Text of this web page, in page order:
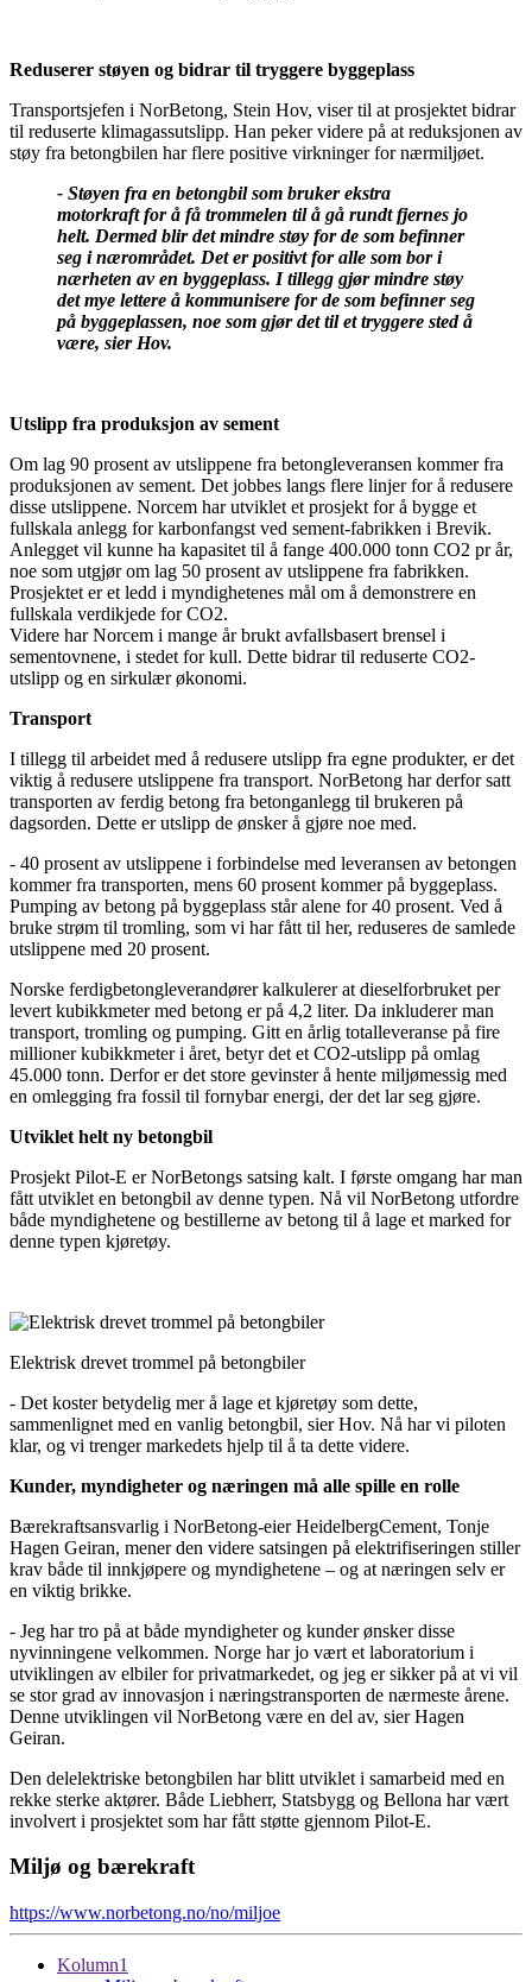
Reduserer støyen og bidrar til tryggere byggeplass
Transportsjefen i NorBetong, Stein Hov, viser til at prosjektet bidrar
til reduserte klimagassutslipp. Han peker videre på at reduksjonen av
støy fra betongbilen har flere positive virkninger for nærmiljøet.
- Støyen fra en betongbil som bruker ekstra
motorkraft for å få trommelen til å gå rundt fjernes jo
helt. Dermed blir det mindre støy for de som befinner
seg i nærområdet. Det er positivt for alle som bor i
nærheten av en byggeplass. I tillegg gjør mindre støy
det mye lettere å kommunisere for de som befinner seg
på byggeplassen, noe som gjør det til et tryggere sted å
være, sier Hov.
Utslipp fra produksjon av sement
Om lag 90 prosent av utslippene fra betongleveransen kommer fra
produksjonen av sement. Det jobbes langs flere linjer for å redusere
disse utslippene. Norcem har utviklet et prosjekt for å bygge et
fullskala anlegg for karbonfangst ved sement-fabrikken i Brevik.
Anlegget vil kunne ha kapasitet til å fange 400.000 tonn CO2 pr år,
noe som utgjør om lag 50 prosent av utslippene fra fabrikken.
Prosjektet er et ledd i myndighetenes mål om å demonstrere en
fullskala verdikjede for CO2.
Videre har Norcem i mange år brukt avfallsbasert brensel i
sementovnene, i stedet for kull. Dette bidrar til reduserte CO2-
utslipp og en sirkulær økonomi.
Transport
I tillegg til arbeidet med å redusere utslipp fra egne produkter, er det
viktig å redusere utslippene fra transport. NorBetong har derfor satt
transporten av ferdig betong fra betonganlegg til brukeren på
dagsorden. Dette er utslipp de ønsker å gjøre noe med.
- 40 prosent av utslippene i forbindelse med leveransen av betongen
kommer fra transporten, mens 60 prosent kommer på byggeplass.
Pumping av betong på byggeplass står alene for 40 prosent. Ved å
bruke strøm til tromling, som vi har fått til her, reduseres de samlede
utslippene med 20 prosent.
Norske ferdigbetongleverandører kalkulerer at dieselforbruket per
levert kubikkmeter med betong er på 4,2 liter. Da inkluderer man
transport, tromling og pumping. Gitt en årlig totalleveranse på fire
millioner kubikkmeter i året, betyr det et CO2-utslipp på omlag
45.000 tonn. Derfor er det store gevinster å hente miljømessig med
en omlegging fra fossil til fornybar energi, der det lar seg gjøre.
Utviklet helt ny betongbil
Prosjekt Pilot-E er NorBetongs satsing kalt. I første omgang har man
fått utviklet en betongbil av denne typen. Nå vil NorBetong utfordre
både myndighetene og bestillerne av betong til å lage et marked for
denne typen kjøretøy.
Elektrisk drevet trommel på betongbiler
- Det koster betydelig mer å lage et kjøretøy som dette,
sammenlignet med en vanlig betongbil, sier Hov. Nå har vi piloten
klar, og vi trenger markedets hjelp til å ta dette videre.
Kunder, myndigheter og næringen må alle spille en rolle
Bærekraftsansvarlig i NorBetong-eier HeidelbergCement, Tonje
Hagen Geiran, mener den videre satsingen på elektrifiseringen stiller
krav både til innkjøpere og myndighetene – og at næringen selv er
en viktig brikke.
- Jeg har tro på at både myndigheter og kunder ønsker disse
nyvinningene velkommen. Norge har jo vært et laboratorium i
utviklingen av elbiler for privatmarkedet, og jeg er sikker på at vi vil
se stor grad av innovasjon i næringstransporten de nærmeste årene.
Denne utviklingen vil NorBetong være en del av, sier Hagen
Geiran.
Den delelektriske betongbilen har blitt utviklet i samarbeid med en
rekke sterke aktører. Både Liebherr, Statsbygg og Bellona har vært
involvert i prosjektet som har fått støtte gjennom Pilot-E.
Miljø og bærekraft
https://www.norbetong.no/no/miljoe
Kolumn1